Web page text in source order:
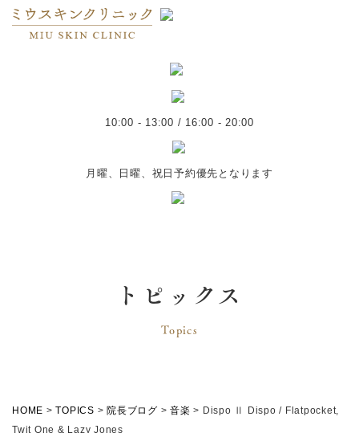
10:00 - 13:00 / 16:00 - 20:00
月曜、日曜、祝日予約優先となります
トピックス
Topics
HOME >TOPICS > 院長ブログ > 音楽 > Dispo Ⅱ Dispo / Flatpocket,
Twit One & Lazy Jones